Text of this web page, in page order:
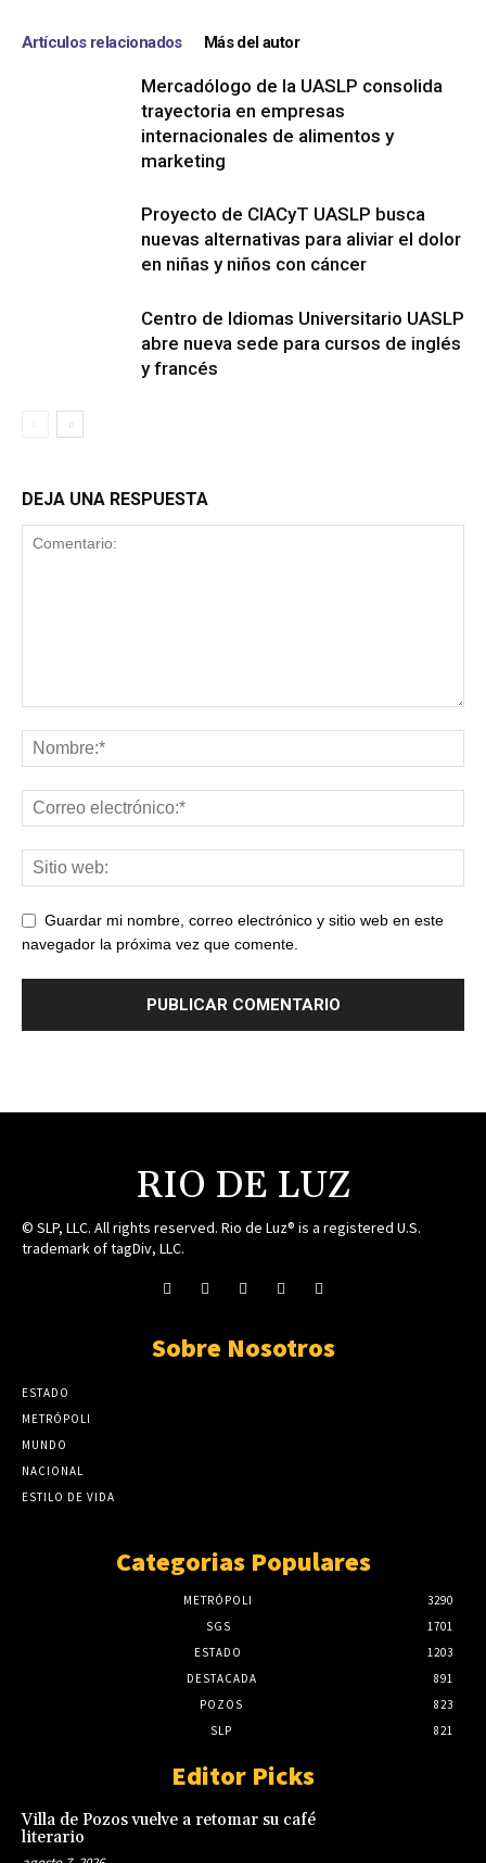
Artículos relacionados Más del autor
Mercadólogo de la UASLP consolida
trayectoria en empresas
internacionales de alimentos y
marketing
Proyecto de CIACyT UASLP busca
nuevas alternativas para aliviar el dolor
en niñas y niños con cáncer
Centro de Idiomas Universitario UASLP
abre nueva sede para cursos de inglés
y francés
DEJA UNA RESPUESTA
Guardar mi nombre, correo electrónico y sitio web en este
navegador la próxima vez que comente.
RIO DE LUZ
© SLP, LLC. All rights reserved. Rio de Luz® is a registered U.S.
trademark of tagDiv, LLC.
Sobre Nosotros
ESTADO
METRÓPOLI
MUNDO
NACIONAL
ESTILO DE VIDA
Categorias Populares
METRÓPOLI
3290
SGS
1701
ESTADO
1203
DESTACADA
891
POZOS
823
SLP
821
Editor Picks
Villa de Pozos vuelve a retomar su café
literario